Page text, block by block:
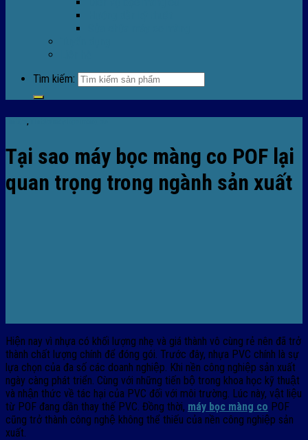
Tìm kiếm:
,
Tại sao máy bọc màng co POF lại
quan trọng trong ngành sản xuất
Hiện nay vì nhựa có khối lượng nhẹ và giá thành vô cùng rẻ nên đã trở
thành chất lượng chính để đóng gói. Trước đây, nhựa PVC chính là sự
lựa chọn của đa số các doanh nghiệp. Khi nền công nghiệp sản xuất
ngày càng phát triển. Cùng với những tiến bộ trong khoa học kỹ thuật
và nhận thức về tác hại của PVC đối với môi trường. Lúc này, vật liệu
từ POF đang dần thay thế PVC. Đồng thời, máy bọc màng co POF
cũng trở thành công nghệ không thể thiếu của nền công nghiệp sản
xuất.